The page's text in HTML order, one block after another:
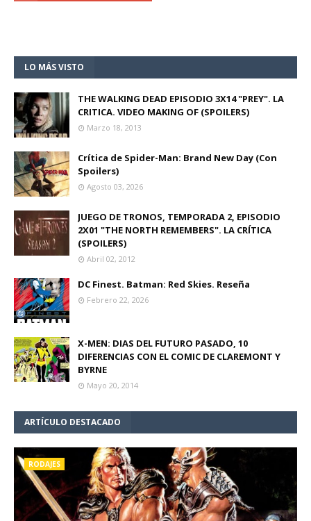
LO MÁS VISTO
THE WALKING DEAD EPISODIO 3X14 "PREY". LA
CRITICA. VIDEO MAKING OF (SPOILERS)
Marzo 18, 2013
Crítica de Spider-Man: Brand New Day (Con
Spoilers)
Agosto 03, 2026
JUEGO DE TRONOS, TEMPORADA 2, EPISODIO
2X01 "THE NORTH REMEMBERS". LA CRÍTICA
(SPOILERS)
Abril 02, 2012
DC Finest. Batman: Red Skies. Reseña
Febrero 22, 2026
X-MEN: DIAS DEL FUTURO PASADO, 10
DIFERENCIAS CON EL COMIC DE CLAREMONT Y
BYRNE
Mayo 20, 2014
ARTÍCULO DESTACADO
RODAJES